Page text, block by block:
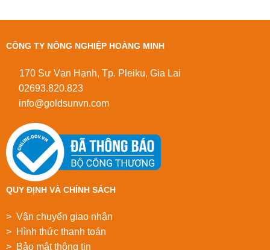
CÔNG TY NÔNG NGHIỆP HOÀNG MINH
170 Sư Vạn Hạnh, Tp. Pleiku, Gia Lai
02693.820.823
info@goldsunvn.com
QUY ĐỊNH VÀ CHÍNH SÁCH
> Vận chuyển giao nhận
> Hình thức thanh toán
> Bảo mật thông tin